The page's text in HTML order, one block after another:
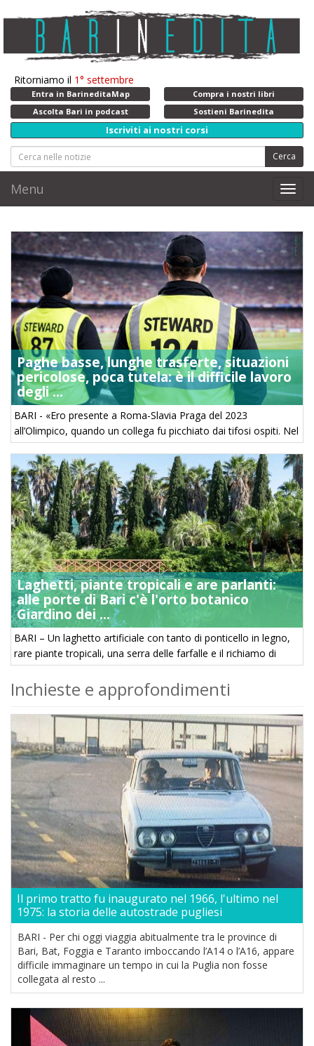
Ritorniamo il 1° settembre
Entra in BarineditaMap
Compra i nostri libri
Ascolta Bari in podcast
Sostieni Barinedita
Iscriviti ai nostri corsi
Cerca
Menu
Paghe basse, lunghe trasferte, situazioni
pericolose, poca tutela: è il difficile lavoro
degli ...
BARI - «Ero presente a Roma-Slavia Praga del 2023
all’Olimpico, quando un collega fu picchiato dai tifosi ospiti. Nel
caos generale finimmo il turno molto tardi, eravamo stanchi e
scossi, volevamo solo ...
Laghetti, piante tropicali e are parlanti:
alle porte di Bari c'è l'orto botanico
Giardino dei ...
BARI – Un laghetto artificiale con tanto di ponticello in legno,
rare piante tropicali, una serra delle farfalle e il richiamo di
Paco, un coloratissimo pappagallo parlante che fa da custode
a questo luogo ...
Inchieste e approfondimenti
Il primo tratto fu inaugurato nel 1966, l'ultimo nel
1975: la storia delle autostrade pugliesi
BARI - Per chi oggi viaggia abitualmente tra le province di
Bari, Bat, Foggia e Taranto imboccando l’A14 o l’A16, appare
difficile immaginare un tempo in cui la Puglia non fosse
collegata al resto ...